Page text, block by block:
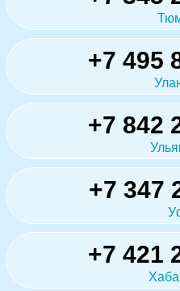
+7 495
+7 842
+7 347
+7 421